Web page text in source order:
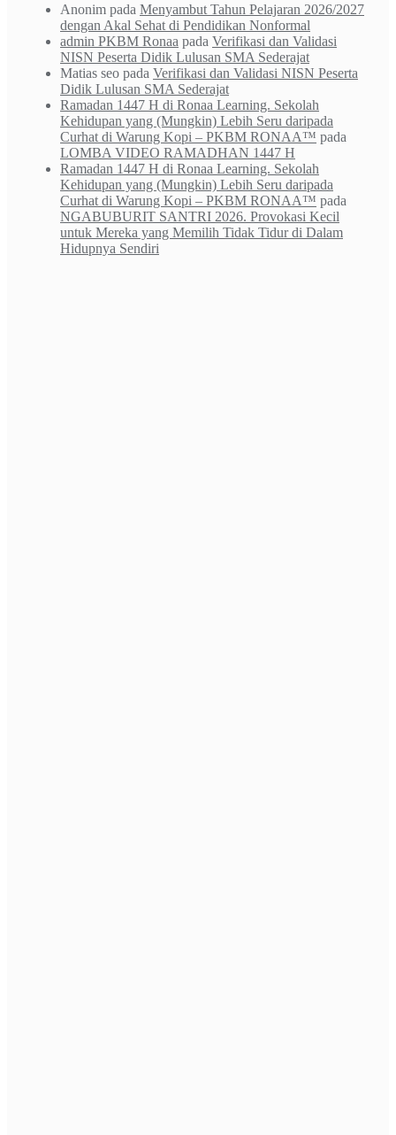
Anonim pada Menyambut Tahun Pelajaran 2026/2027
dengan Akal Sehat di Pendidikan Nonformal
admin PKBM Ronaa pada Verifikasi dan Validasi
NISN Peserta Didik Lulusan SMA Sederajat
Matias seo pada Verifikasi dan Validasi NISN Peserta
Didik Lulusan SMA Sederajat
Ramadan 1447 H di Ronaa Learning. Sekolah
Kehidupan yang (Mungkin) Lebih Seru daripada
Curhat di Warung Kopi – PKBM RONAA™ pada
LOMBA VIDEO RAMADHAN 1447 H
Ramadan 1447 H di Ronaa Learning. Sekolah
Kehidupan yang (Mungkin) Lebih Seru daripada
Curhat di Warung Kopi – PKBM RONAA™ pada
NGABUBURIT SANTRI 2026. Provokasi Kecil
untuk Mereka yang Memilih Tidak Tidur di Dalam
Hidupnya Sendiri